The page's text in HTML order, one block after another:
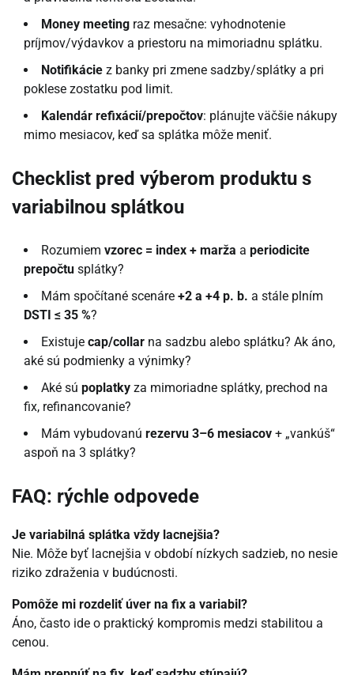
Money meeting raz mesačne: vyhodnotenie
príjmov/výdavkov a priestoru na mimoriadnu splátku.
Notifikácie z banky pri zmene sadzby/splátky a pri
poklese zostatku pod limit.
Kalendár refixácií/prepočtov: plánujte väčšie nákupy
mimo mesiacov, keď sa splátka môže meniť.
Checklist pred výberom produktu s
variabilnou splátkou
Rozumiem vzorec = index + marža a periodicite
prepočtu splátky?
Mám spočítané scenáre +2 a +4 p. b. a stále plním
DSTI ≤ 35 %?
Existuje cap/collar na sadzbu alebo splátku? Ak áno,
aké sú podmienky a výnimky?
Aké sú poplatky za mimoriadne splátky, prechod na
fix, refinancovanie?
Mám vybudovanú rezervu 3–6 mesiacov + „vankúš“
aspoň na 3 splátky?
FAQ: rýchle odpovede
Je variabilná splátka vždy lacnejšia?
Nie. Môže byť lacnejšia v období nízkych sadzieb, no nesie
riziko zdraženia v budúcnosti.
Pomôže mi rozdeliť úver na fix a variabil?
Áno, často ide o praktický kompromis medzi stabilitou a
cenou.